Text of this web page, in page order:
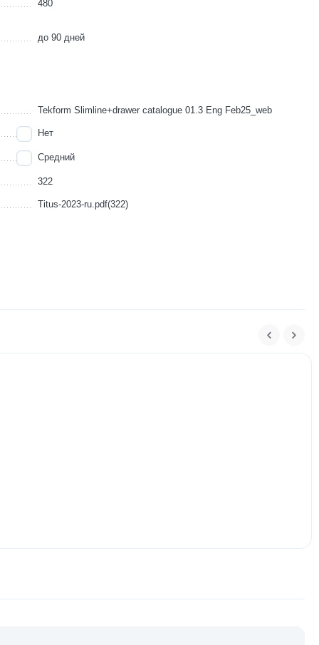
480
до 90 дней
Tekform Slimline+drawer catalogue 01.3 Eng Feb25_web
Нет
Средний
322
Titus-2023-ru.pdf(322)